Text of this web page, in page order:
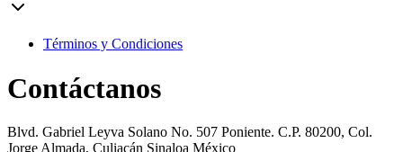
Términos y Condiciones
Contáctanos
Blvd. Gabriel Leyva Solano No. 507 Poniente. C.P. 80200, Col.
Jorge Almada, Culiacán Sinaloa México